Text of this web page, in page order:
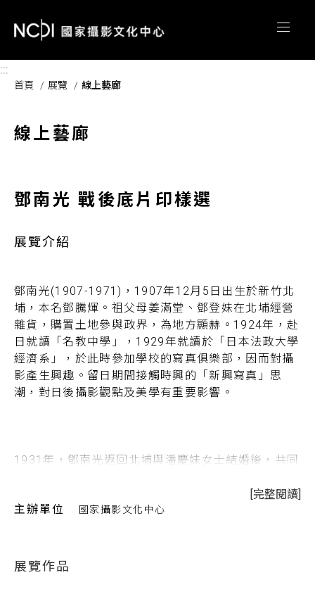
:::
首頁 展覽 線上藝廊
線上藝廊
鄧南光 戰後底片印樣選
展覽介紹
鄧南光(1907-1971)，1907年12月5日出生於新竹北
埔，本名鄧騰煇。祖父母姜滿堂、鄧登妹在北埔經營
雜貨，購置土地參與政界，為地方顯赫。1924年，赴
日就讀「名教中學」，1929年就讀於「日本法政大學
經濟系」，於此時參加學校的寫真俱樂部，因而對攝
影產生興趣。留日期間接觸時興的「新興寫真」思
潮，對日後攝影觀點及美學有重要影響。
1931年，鄧南光返回北埔與潘慶妹女士結婚後，共同
「南光寫真機店」，當時二樓經常聚集攝影同好討論
作品。返台後開始記錄故鄉北埔，並利用閒暇走遍全
[完整閱讀]
主辦單位
國家攝影文化中心
展覽作品